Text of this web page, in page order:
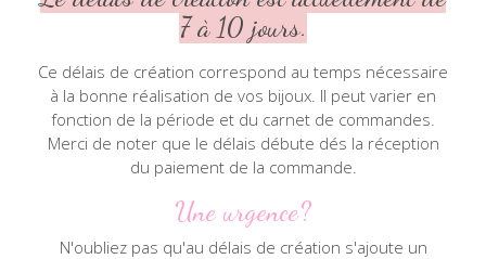
7 à 10 jours.
Ce délais de création correspond au temps nécessaire
à la bonne réalisation de vos bijoux. Il peut varier en
fonction de la période et du carnet de commandes.
Merci de noter que le délais débute dés la réception
du paiement de la commande.
Une urgence?
N'oubliez pas qu'au délais de création s'ajoute un